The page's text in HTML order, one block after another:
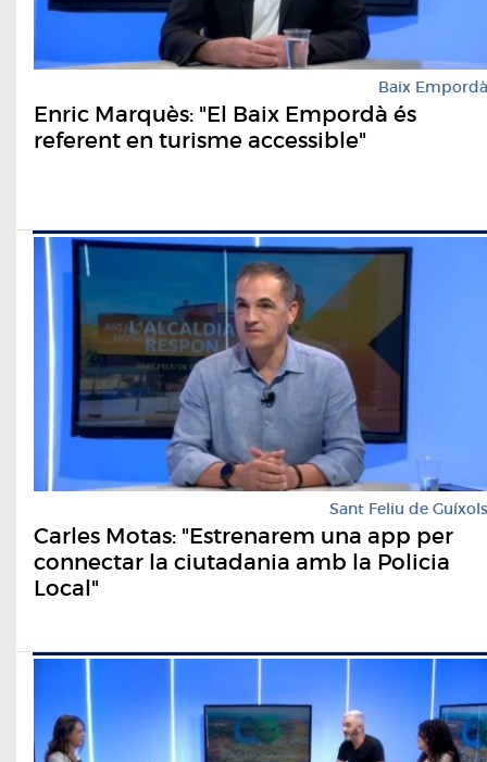
Baix Empordà
Enric Marquès: "El Baix Empordà és
referent en turisme accessible"
Sant Feliu de Guíxols
Carles Motas: "Estrenarem una app per
connectar la ciutadania amb la Policia
Local"